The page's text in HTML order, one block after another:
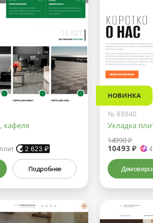
кафеля
2 623 ₽
Подробнее
НОВИНКА
№ 88840
Укладка
14990 ₽
10493 ₽